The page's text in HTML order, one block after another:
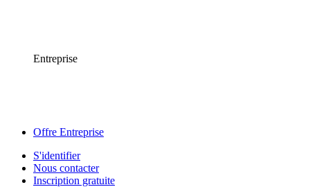
Entreprise
Offre Entreprise
S'identifier
Nous contacter
Inscription gratuite